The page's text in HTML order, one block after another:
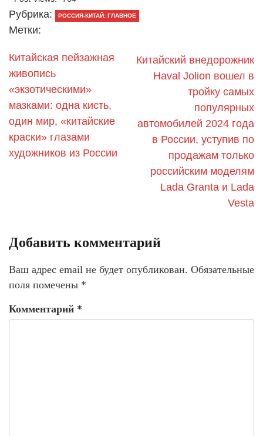
Рубрика: РОССИЯ-КИТАЙ: ГЛАВНОЕ
Метки:
Китайская пейзажная
живопись
«экзотическими»
мазками: одна кисть,
один мир, «китайские
краски» глазами
художников из России
Китайский внедорожник
Haval Jolion вошел в
тройку самых
популярных
автомобилей 2024 года
в России, уступив по
продажам только
российским моделям
Lada Granta и Lada
Vesta
Добавить комментарий
Ваш адрес email не будет опубликован. Обязательные
поля помечены *
Комментарий *